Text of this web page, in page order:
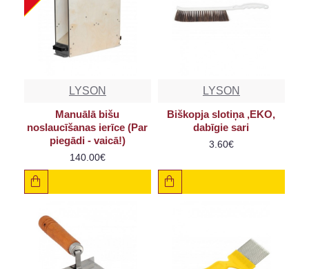
LYSON
Manuālā bišu
noslaucīšanas ierīce (Par
piegādi - vaicā!)
140.00€
LYSON
Biškopja slotiņa ,EKO,
dabīgie sari
3.60€